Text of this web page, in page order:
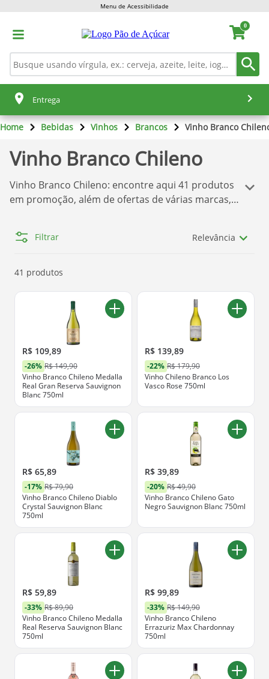
Menu de Acessibilidade
0
Entrega
Home Bebidas Vinhos Brancos Vinho Branco
Vinho Branco Chileno
Vinho Branco Chileno: encontre aqui 41 produtos
em promoção, além de ofertas de várias marcas,
dor de cabeça! Temos aqui a melhor seleção de
produtosPão de Açúcar
. Se você quer comprar os
ofertas abaixo.
Filtrar Relevância
41 produtos
R$ 109,89
-26% R$ 149,90
Vinho Branco Chileno Medalla
Real Gran Reserva Sauvignon
Blanc 750ml
R$ 139,89
-22% R$ 179,90
Vinho Chileno Branco Los
Vasco Rose 750ml
R$ 65,89
-17% R$ 79,90
Vinho Branco Chileno Diablo
Crystal Sauvignon Blanc
750ml
R$ 39,89
-20% R$ 49,90
Vinho Branco Chileno Gato
Negro Sauvignon Blanc 750ml
R$ 59,89
-33% R$ 89,90
Vinho Branco Chileno Medalla
Real Reserva Sauvignon Blanc
750ml
R$ 99,89
-33% R$ 149,90
Vinho Branco Chileno
Errazuriz Max Chardonnay
750ml